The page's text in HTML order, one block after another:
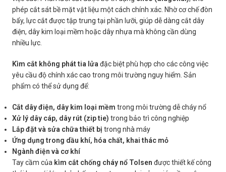
phép cắt sát bề mặt vật liệu một cách chính xác. Nhờ cơ chế đòn
bẩy, lực cắt được tập trung tại phần lưỡi, giúp dễ dàng cắt dây
điện, dây kim loại mềm hoặc dây nhựa mà không cần dùng
nhiều lực.
Kìm cắt không phát tia lửa đặc biệt phù hợp cho các công việc
yêu cầu độ chính xác cao trong môi trường nguy hiểm. Sản
phẩm có thể sử dụng để:
Cắt dây điện, dây kim loại mềm trong môi trường dễ cháy nổ
Xử lý dây cáp, dây rút (zip tie) trong bảo trì công nghiệp
Lắp đặt và sửa chữa thiết bị trong nhà máy
Ứng dụng trong dầu khí, hóa chất, khai thác mỏ
Ngành điện và cơ khí
Tay cầm của kìm cắt chống cháy nổ Tolsen được thiết kế công